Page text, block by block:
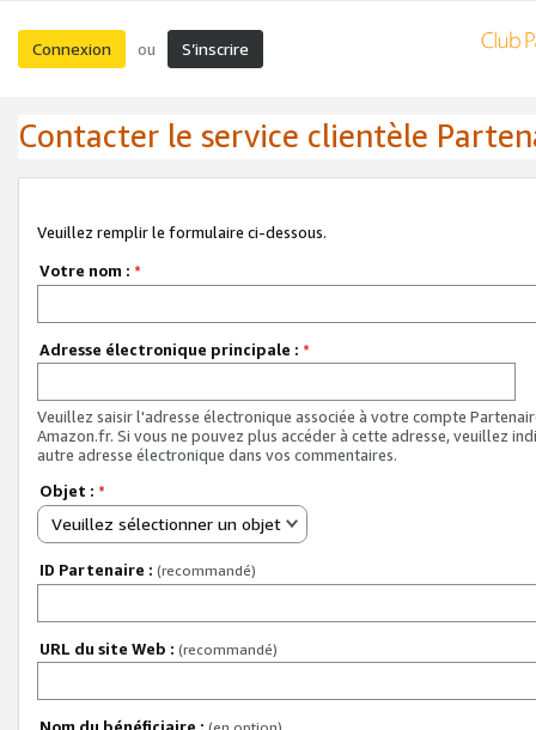
Connexion ou S’inscrire
Contacter le service clientèle
Veuillez remplir le formulaire ci-dessous.
Votre nom : *
Adresse électronique principale : *
Veuillez saisir l'adresse électronique associée à votre compte
Amazon.fr. Si vous ne pouvez plus accéder à cette adresse, veuillez
autre adresse électronique dans vos commentaires.
Objet : *
Veuillez sélectionner un objet
ID Partenaire : (recommandé)
URL du site Web : (recommandé)